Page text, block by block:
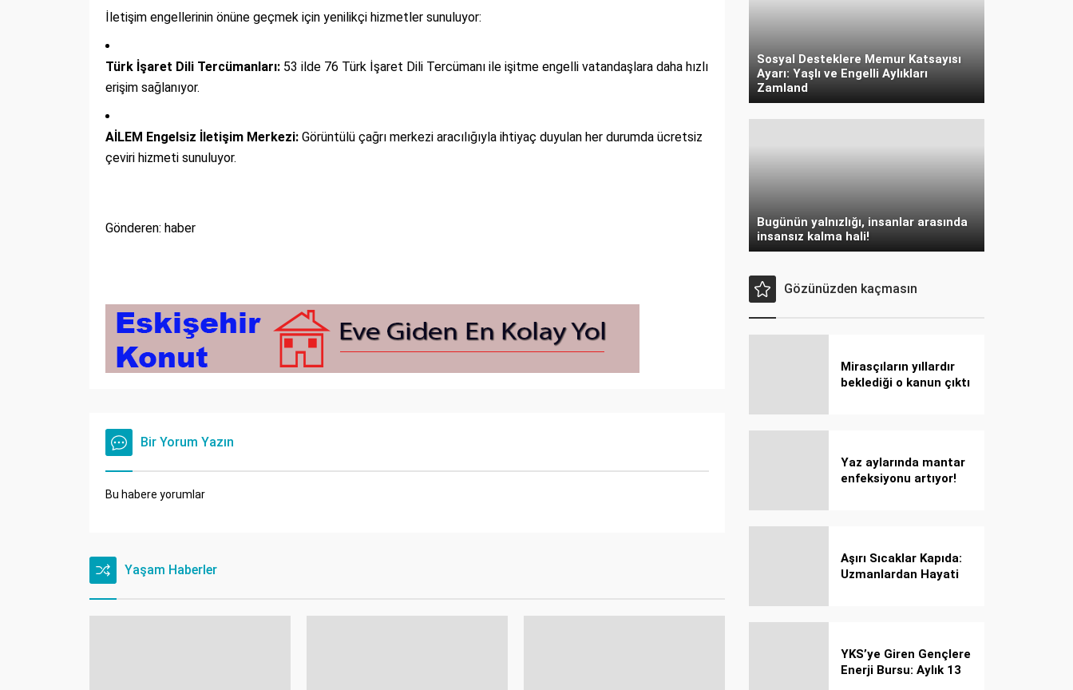
İletişim engellerinin önüne geçmek için yenilikçi hizmetler sunuluyor:
Türk İşaret Dili Tercümanları: 53 ilde 76 Türk İşaret Dili Tercümanı ile işitme engelli vatandaşlara daha hızlı
erişim sağlanıyor.
AİLEM Engelsiz İletişim Merkezi: Görüntülü çağrı merkezi aracılığıyla ihtiyaç duyulan her durumda ücretsiz
çeviri hizmeti sunuluyor.
Gönderen: haber
Bir Yorum Yazın
Bu habere yorumlar
Yaşam Haberler
Sosyal Desteklere Memur Katsayısı
Ayarı: Yaşlı ve Engelli Aylıkları
Zamland
Bugünün yalnızlığı, insanlar arasında
insansız kalma hali!
Gözünüzden kaçmasın
Mirasçıların yıllardır
beklediği o kanun çıktı
Yaz aylarında mantar
enfeksiyonu artıyor!
Aşırı Sıcaklar Kapıda:
Uzmanlardan Hayati
YKS’ye Giren Gençlere
Enerji Bursu: Aylık 13